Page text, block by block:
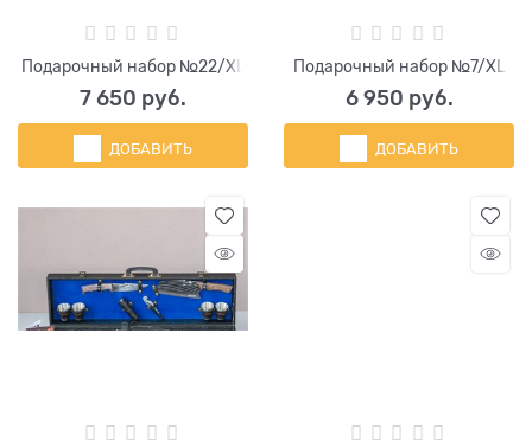
Подарочный набор №22/XL
7 650 руб.
ДОБАВИТЬ
Подарочный набор №7/XL
6 950 руб.
ДОБАВИТЬ